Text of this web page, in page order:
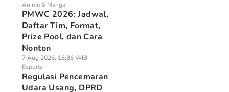
Anime & Manga
PMWC 2026: Jadwal,
Daftar Tim, Format,
Prize Pool, dan Cara
Nonton
7 Aug 2026, 16:36 WIB
Esports
Regulasi Pencemaran
Udara Usang, DPRD